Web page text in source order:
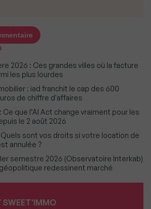
2026 : Ces grandes villes où la facture
les plus lourdes
: iad franchit le cap des 600
de chiffre d'affaires
Ce que l’AI Act change vraiment pour les
le 2 août 2026
Quels sont vos droits si votre location de
annulée ?
semestre 2026 (Observatoire Interkab)
redessinent marché
SWEET'IMMO